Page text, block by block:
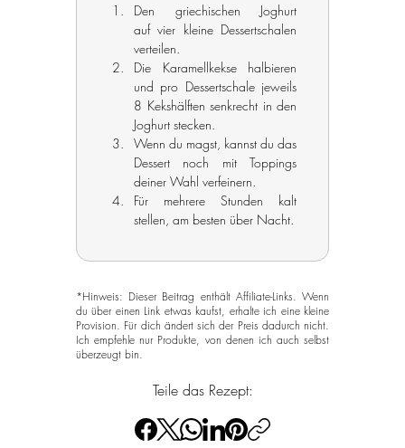
Den griechischen Joghurt
auf vier kleine Dessertschalen
verteilen.
Die Karamellkekse halbieren
und pro Dessertschale jeweils
8 Kekshälften senkrecht in den
Joghurt stecken.
Wenn du magst, kannst du das
Dessert noch mit Toppings
deiner Wahl verfeinern.
Für mehrere Stunden kalt
stellen, am besten über Nacht.
*Hinweis: Dieser Beitrag enthält Affiliate-Links. Wenn
du über einen Link etwas kaufst, erhalte ich eine kleine
Provision. Für dich ändert sich der Preis dadurch nicht.
Ich empfehle nur Produkte, von denen ich auch selbst
überzeugt bin.
Teile das Rezept: